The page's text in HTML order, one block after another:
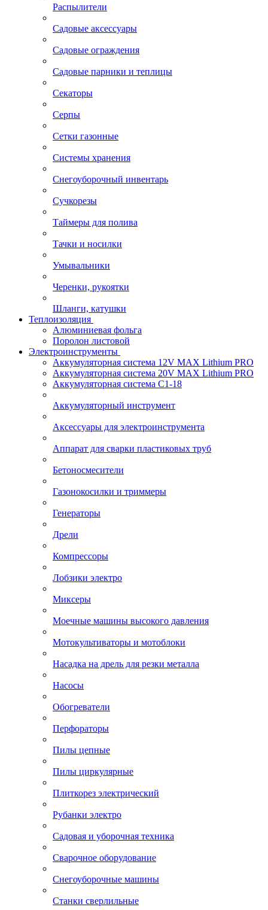
Распылители
Садовые аксессуары
Садовые ограждения
Садовые парники и теплицы
Секаторы
Серпы
Сетки газонные
Системы хранения
Снегоуборочный инвентарь
Сучкорезы
Таймеры для полива
Тачки и носилки
Умывальники
Черенки, рукоятки
Шланги, катушки
Теплоизоляция
Алюминиевая фольга
Поролон листовой
Электроинструменты
Аккумуляторная система 12V MAX Lithium PRO
Аккумуляторная система 20V MAX Lithium PRO
Аккумуляторная система С1-18
Аккумуляторный инструмент
Аксессуары для электроинструмента
Аппарат для сварки пластиковых труб
Бетоносмесители
Газонокосилки и триммеры
Генераторы
Дрели
Компрессоры
Лобзики электро
Миксеры
Моечные машины высокого давления
Мотокультиваторы и мотоблоки
Насадка на дрель для резки металла
Насосы
Обогреватели
Перфораторы
Пилы цепные
Пилы циркулярные
Плиткорез электрический
Рубанки электро
Садовая и уборочная техника
Сварочное оборудование
Снегоуборочные машины
Станки сверлильные